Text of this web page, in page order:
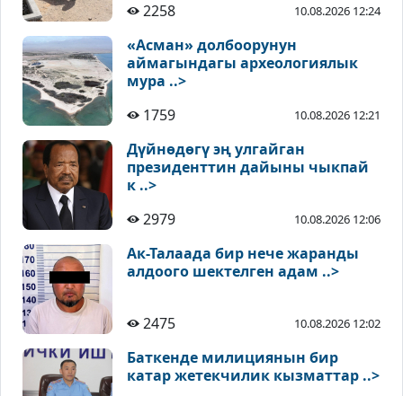
2258 10.08.2026 12:24
«Асман» долбоорунун
аймагындагы археологиялык
мура ..>
1759
10.08.2026 12:21
Дүйнөдөгү эң улгайган
президенттин дайыны чыкпай
к ..>
2979
10.08.2026 12:06
Ак-Талаада бир нече жаранды
алдоого шектелген адам ..>
2475 10.08.2026 12:02
Баткенде милициянын бир
катар жетекчилик кызматтар ..>